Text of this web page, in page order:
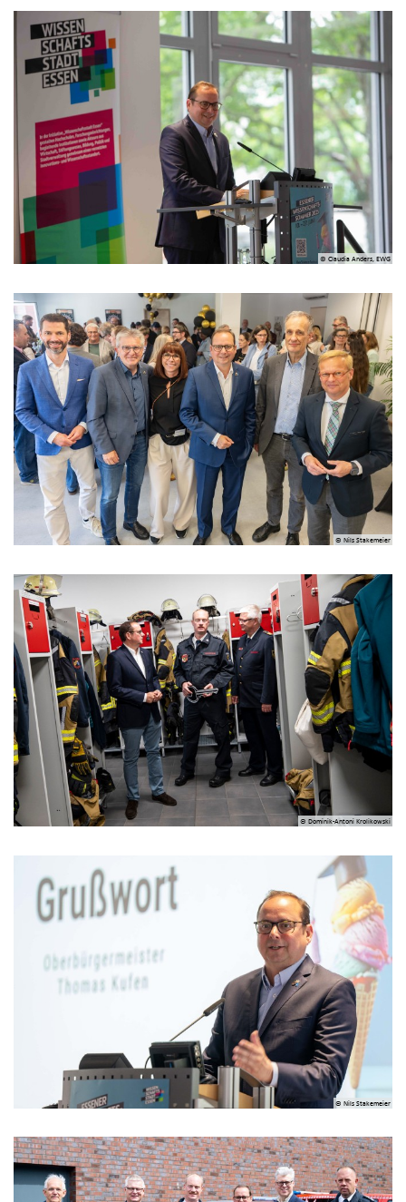
© Claudia Anders, EWG
© Nils Stakemeier
© Dominik-Antoni Krolikowski
© Nils Stakemeier